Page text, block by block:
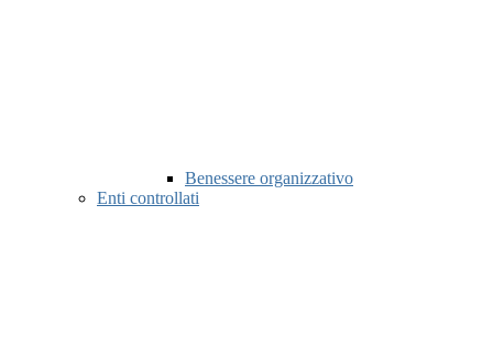
Benessere organizzativo
Enti controllati